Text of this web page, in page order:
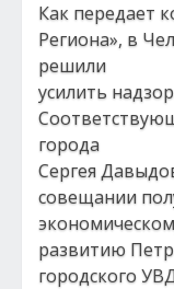
Как передает
Региона», в
решили
усилить
города
Сергея
совещании
развитию
городского